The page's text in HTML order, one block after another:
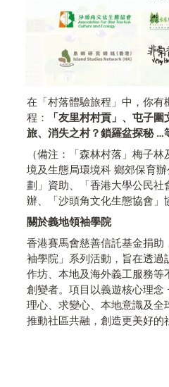
在「村落體驗旅程」中，你有
程：
「友里村村貢」、屯子
旅、消失之村？鎖羅盆探秘 …
（備注：「森林村落」梅子
境及生態局環境科 鄉郊保育
劃」資助、「香港大學公民社
辦、「沙頭角文化生態協會」
關於義地領袖學院
香港賽馬會慈善信託基金捐助
袖學院」系列活動，旨在透過
作坊、本地及海外義工服務等
創變者。項目以義遊核心理
理心、求變心、本地意識及全
推動社區共融，創造更美好的